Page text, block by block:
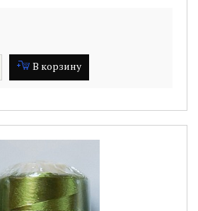
В корзину